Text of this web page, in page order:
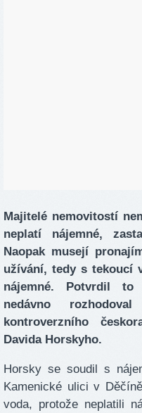
Majitelé nemovitostí
neplatí nájemné,
Naopak musejí
užívání, tedy s tekoucí
nájemné. Potvrdil
nedávno
kontroverzního
Davida Horskyho.
Horsky se soudil s
Kamenické ulici v
voda, protože neplatili